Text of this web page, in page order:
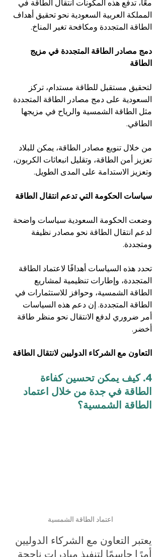
معًا، تدفع هذه المكونات انتقال الطاقة في
المملكة العربية السعودية نحو تحقيق أهداف
الطاقة المتجددة ومكافحة تغير المناخ.
دمج مصادر الطاقة المتجددة في مزيج
الطاقة
لتحقيق مستقبل للطاقة مستدام، تركز
السعودية على دمج مصادر الطاقة المتجددة
مثل الطاقة الشمسية والرياح في مزيجها
الطاقي.
من خلال تنويع مصادر الطاقة، يمكن للبلاد
تعزيز أمن الطاقة، وتقليل انبعاثات الكربون،
وتعزيز الاستدامة على المدى الطويل.
سياسات الحكومة التي تدعم انتقال الطاقة
وضعت الحكومة السعودية سياسات واضحة
لدعم انتقال الطاقة نحو مصادر نظيفة
ومتجددة.
تحدد هذه السياسات أهدافًا لاعتماد الطاقة
المتجددة، وإطارات تنظيمية لمشاريع
الطاقة الشمسية، وحوافز للاستثمارات في
الطاقة المتجددة. إن دعم هذه السياسات
أمر ضروري لدفع الانتقال نحو منظر طاقة
أخضر.
التعاون مع الشركاء الدوليين لانتقال الطاقة
4. كيف يمكن تحسين كفاءة
الطاقة في جدة من خلال اعتماد
الطاقة الشمسية؟
اعتماد الطاقة الشمسية
يعتبر التعاون مع الشركاء الدوليين
أمرًا حاسمًا لتنفيذ مبادرات ناجحة